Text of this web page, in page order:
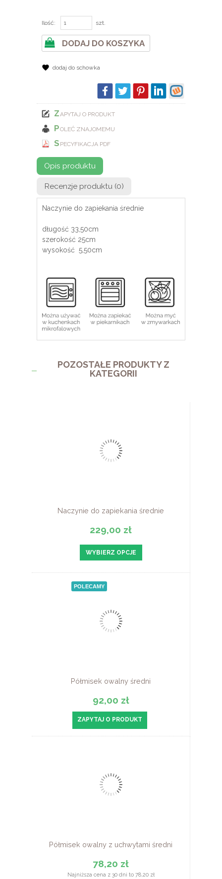
Ilość: szt.
DODAJ DO KOSZYKA
dodaj do schowka
Z APYTAJ O PRODUKT
POLEĆ ZNAJOMEMU
S PECYFIKACJA PDF
Opis produktu
Recenzje produktu (0)
Naczynie do zapiekania średnie
długość 33,50cm
szerokość 25cm
wysokość 5,50cm
POZOSTAŁE PRODUKTY Z
KATEGORII
Naczynie do zapiekania średnie
229,00 zł
WYBIERZ OPCJE
POLECAMY
Półmisek owalny średni
92,00 zł
ZAPYTAJ O PRODUKT
Półmisek owalny z uchwytami średni
78,20 zł
Najniższa cena z 30 dni to 78,20 zł